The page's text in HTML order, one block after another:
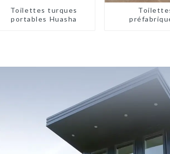
Toilettes turques
portables Huasha